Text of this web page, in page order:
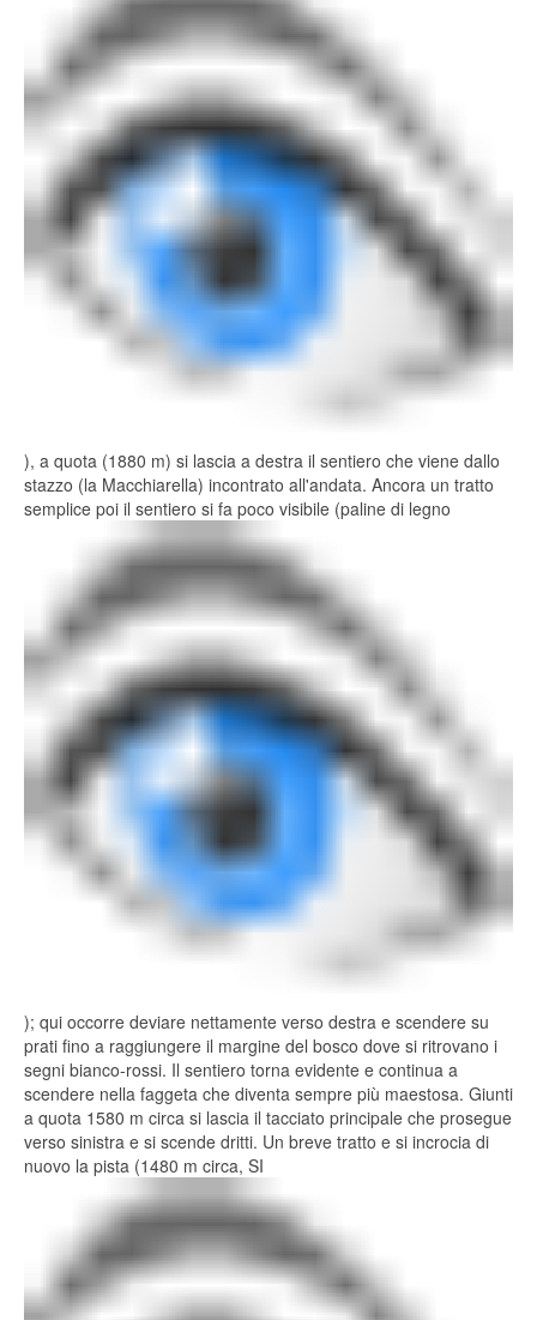
), a quota (1880 m) si lascia a destra il sentiero che viene dallo
stazzo (la Macchiarella) incontrato all'andata. Ancora un tratto
semplice poi il sentiero si fa poco visibile (paline di legno
); qui occorre deviare nettamente verso destra e scendere su
prati fino a raggiungere il margine del bosco dove si ritrovano i
segni bianco-rossi. Il sentiero torna evidente e continua a
scendere nella faggeta che diventa sempre più maestosa. Giunti
a quota 1580 m circa si lascia il tacciato principale che prosegue
verso sinistra e si scende dritti. Un breve tratto e si incrocia di
nuovo la pista (1480 m circa, SI